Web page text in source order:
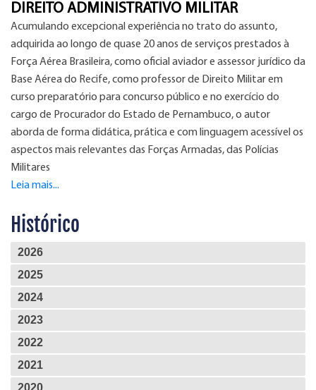
DIREITO ADMINISTRATIVO MILITAR
Acumulando excepcional experiência no trato do assunto,
adquirida ao longo de quase 20 anos de serviços prestados à
Força Aérea Brasileira, como oficial aviador e assessor jurídico da
Base Aérea do Recife, como professor de Direito Militar em
curso preparatório para concurso público e no exercício do
cargo de Procurador do Estado de Pernambuco, o autor
aborda de forma didática, prática e com linguagem acessível os
aspectos mais relevantes das Forças Armadas, das Polícias
Militares
Leia mais...
Histórico
2026
2025
2024
2023
2022
2021
2020